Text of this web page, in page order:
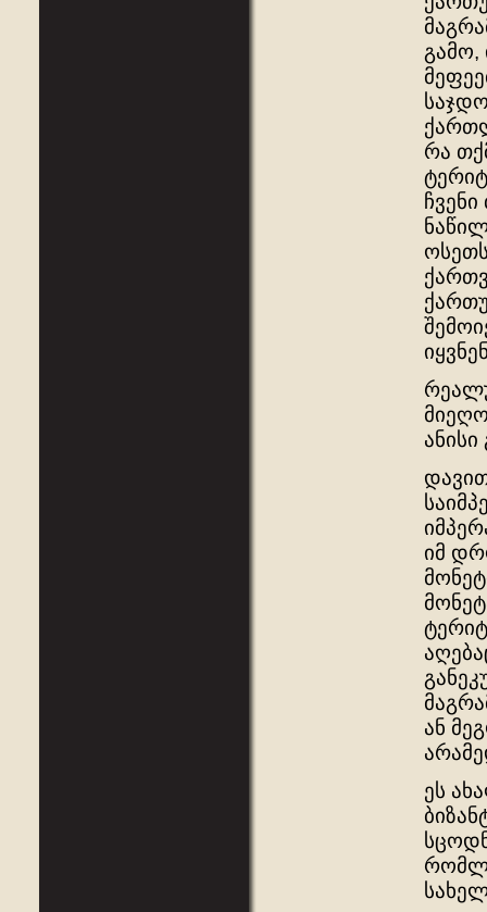
გამო,
რა
იმ
ან
ეს